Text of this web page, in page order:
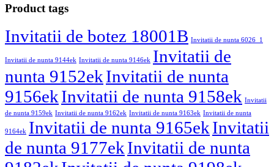
Product tags
Invitatii de botez 18001B Invitatii de nunta 6026_1
Invitatii de nunta 9144ek Invitatii de nunta 9146ek Invitatii de
nunta 9152ekInvitatii de nunta
9156ekInvitatii de nunta 9158ek Invitatii
de nunta 9159ek Invitatii de nunta 9162ek Invitatii de nunta 9163ek Invitatii de nunta
9164ek Invitatii de nunta 9165ekInvitatii
de nunta 9177ekInvitatii de nunta